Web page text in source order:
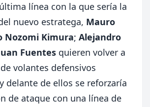
línea con la que sería la
nuevo estratega, Mauro
Nozomi Kimura; Alejandro
Fuentes quieren volver a
volantes defensivos
delante de ellos se reforzaría
de ataque con una línea de